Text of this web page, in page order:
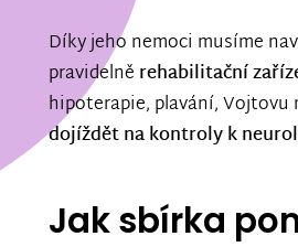
Díky jeho nemoci musíme
pravidelně rehabilitační
hipoterapie, plavání, Vojtovu
dojíždět na kontroly k
Jak sbírka